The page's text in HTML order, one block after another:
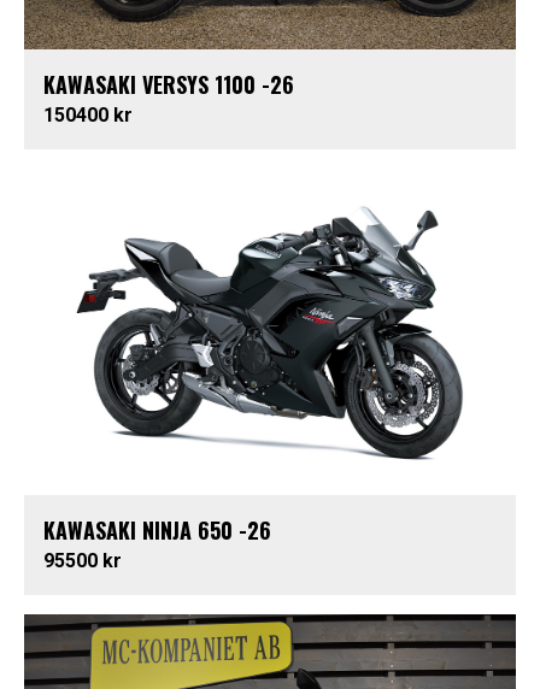
KAWASAKI VERSYS 1100 -26
150400 kr
KAWASAKI NINJA 650 -26
95500 kr